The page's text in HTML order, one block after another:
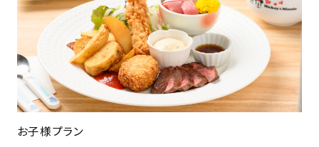
お子様プラン